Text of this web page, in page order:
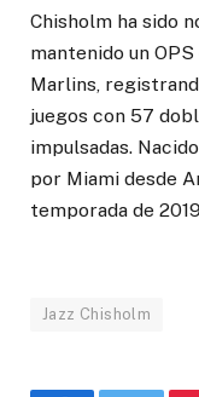
Chisholm ha sido
mantenido un
Marlins,
juegos con 57
impulsadas.
por Miami desde
temporada de
Jazz Chisholm